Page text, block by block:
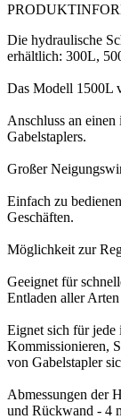
Die hydraulische
erhältlich: 300L,
Das Modell 1500L
Anschluss an
Gabelstaplers.
Großer
Einfach zu
Geschäften.
Möglichkeit zur
Geeignet für
Entladen aller
Eignet sich für jede
Kommissionieren,
von Gabelstapler
Abmessungen der
und Rückwand - 4